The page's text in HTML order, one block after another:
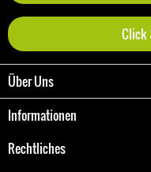
Click
Über Uns
Informationen
Rechtliches